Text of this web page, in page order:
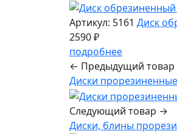
Артикул: 5161 Диск
2590 ₽
подробнее
← Предыдущий товар
Диски
Следующий товар →
Диски, блины